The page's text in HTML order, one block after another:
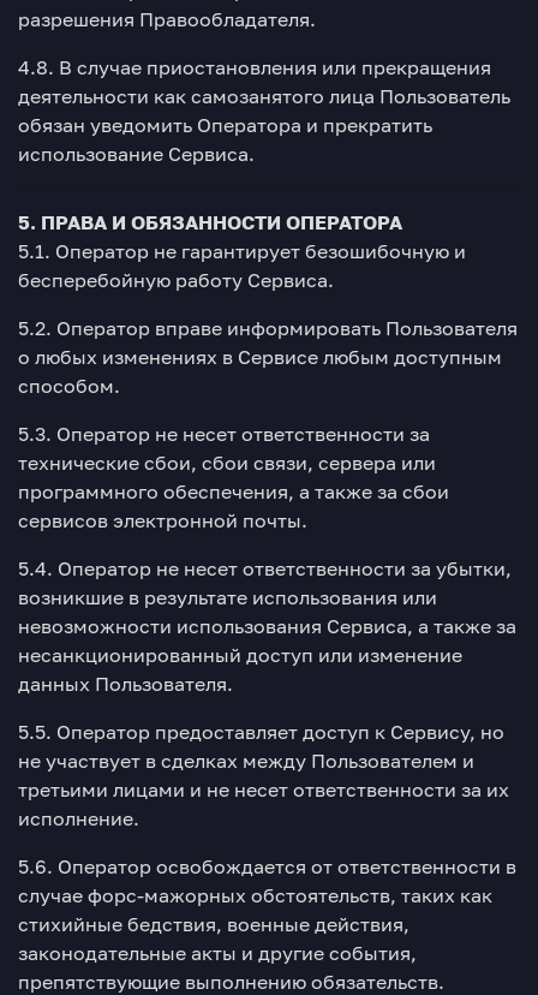
разрешения Правообладателя.
4.8. В случае приостановления или прекращения
деятельности как самозанятого лица Пользователь
обязан уведомить Оператора и прекратить
использование Сервиса.
5. ПРАВА И ОБЯЗАННОСТИ ОПЕРАТОРА
5.1. Оператор не гарантирует безошибочную и
бесперебойную работу Сервиса.
5.2. Оператор вправе информировать Пользователя
о любых изменениях в Сервисе любым доступным
способом.
5.3. Оператор не несет ответственности за
технические сбои, сбои связи, сервера или
программного обеспечения, а также за сбои
сервисов электронной почты.
5.4. Оператор не несет ответственности за убытки,
возникшие в результате использования или
невозможности использования Сервиса, а также за
несанкционированный доступ или изменение
данных Пользователя.
5.5. Оператор предоставляет доступ к Сервису, но
не участвует в сделках между Пользователем и
третьими лицами и не несет ответственности за их
исполнение.
5.6. Оператор освобождается от ответственности в
случае форс-мажорных обстоятельств, таких как
стихийные бедствия, военные действия,
законодательные акты и другие события,
препятствующие выполнению обязательств.